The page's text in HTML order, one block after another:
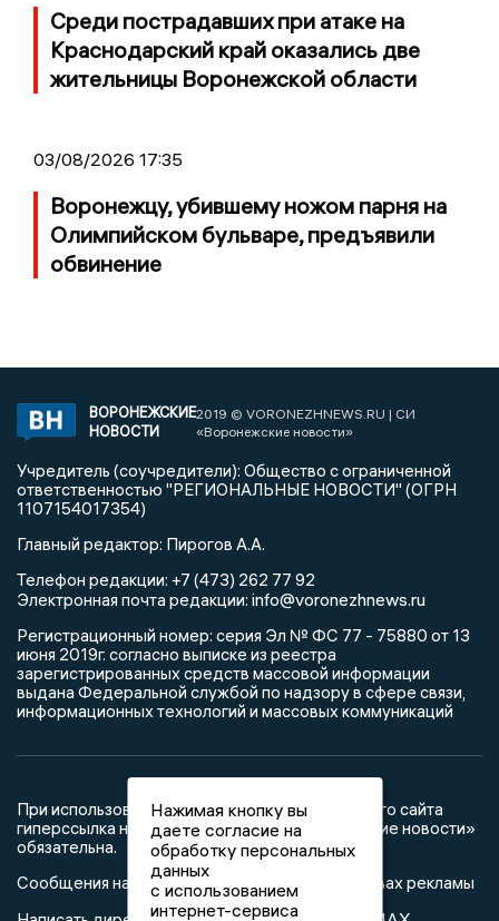
Среди пострадавших при атаке на
Краснодарский край оказались две
жительницы Воронежской области
03/08/2026 17:35
Воронежцу, убившему ножом парня на
Олимпийском бульваре, предъявили
обвинение
ВОРОНЕЖСКИЕ
НОВОСТИ
2019 © VORONEZHNEWS.RU | СИ
«Воронежские новости»
Учредитель (соучредители): Общество с ограниченной
ответственностью "РЕГИОНАЛЬНЫЕ НОВОСТИ" (ОГРН
1107154017354)
Главный редактор: Пирогов А.А.
Телефон редакции: +7 (473) 262 77 92
Электронная почта редакции: info@voronezhnews.ru
Регистрационный номер: серия Эл № ФС 77 - 75880 от 13
июня 2019г. согласно выписке из реестра
зарегистрированных средств массовой информации
выдана Федеральной службой по надзору в сфере связи,
информационных технологий и массовых коммуникаций
При использовании любого материала с данного сайта
гиперссылка на Сетевое издание «Воронежские новости»
обязательна.
Сообщения на сером фоне размещены на правах рекламы
Нажимая кнопку вы
даете согласие на
обработку персональных
данных
с использованием
интернет-сервиса